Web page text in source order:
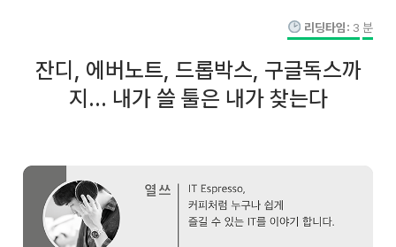
리딩타임: 3 분
잔디, 에버노트, 드롭박스, 구글독스까
지… 내가 쓸 툴은 내가 찾는다